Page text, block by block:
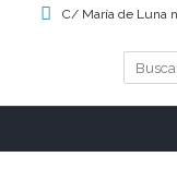
Formulario de
Buscar
C/ María de Luna